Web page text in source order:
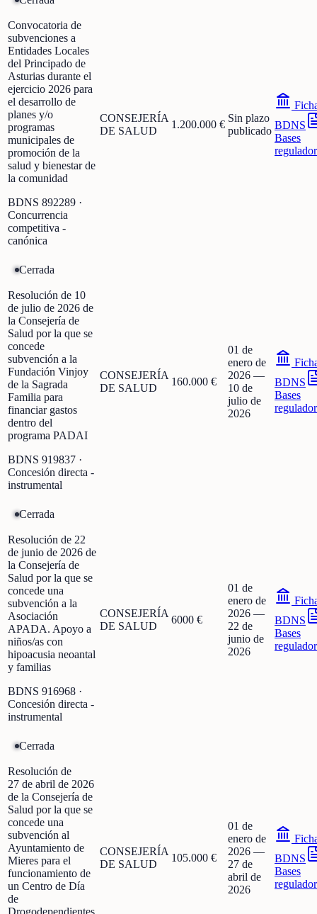
Convocatoria de
subvenciones a
Entidades Locales
del Principado de
Asturias durante el
ejercicio 2026 para
el desarrollo de
planes y/o
programas
municipales de
promoción de la
salud y bienestar de
la comunidad
BDNS 892289 ·
Concurrencia
competitiva -
canónica
CONSEJERÍA
DE SALUD
1.200.000 €
Sin plazo
publicado BDNS
Bases
Cerrada
Resolución de 10
de julio de 2026 de
la Consejería de
Salud por la que se
concede
subvención a la
Fundación Vinjoy
de la Sagrada
Familia para
financiar gastos
dentro del
programa PADAI
BDNS 919837 ·
Concesión directa -
instrumental
CONSEJERÍA
DE SALUD
160.000 €
01 de
enero de
2026 —
10 de
julio de
2026
BDNS
Bases
Cerrada
Resolución de 22
de junio de 2026 de
la Consejería de
Salud por la que se
concede una
subvención a la
Asociación
APADA. Apoyo a
niños/as con
hipoacusia neoantal
y familias
BDNS 916968 ·
Concesión directa -
instrumental
CONSEJERÍA
DE SALUD
6000 €
01 de
enero de
2026 —
22 de
junio de
2026
BDNS
Bases
Cerrada
Resolución de
27 de abril de 2026
de la Consejería de
Salud por la que se
concede una
subvención al
Ayuntamiento de
Mieres para el
funcionamiento de
un Centro de Día
de
Drogodependientes
CONSEJERÍA
DE SALUD
105.000 €
01 de
enero de
2026 —
27 de
abril de
2026
BDNS
Bases